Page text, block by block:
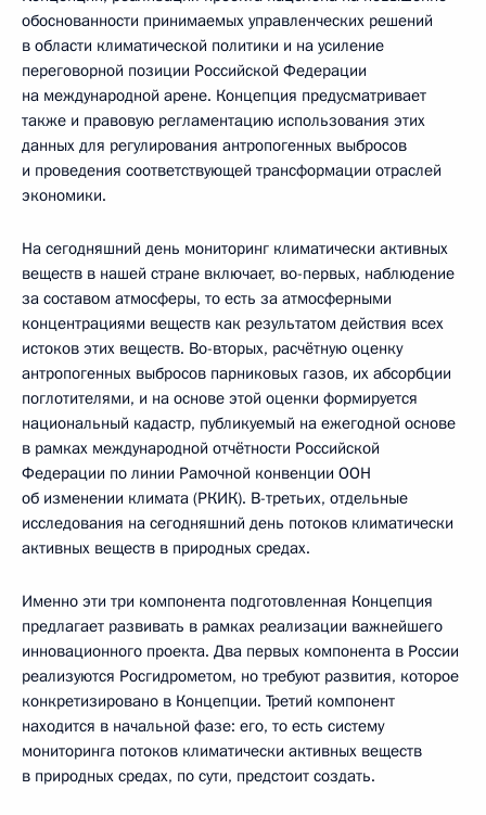
обоснованности принимаемых управленческих решений
в области климатической политики и на усиление
переговорной позиции Российской Федерации
на международной арене. Концепция предусматривает
также и правовую регламентацию использования этих
данных для регулирования антропогенных выбросов
и проведения соответствующей трансформации отраслей
экономики.
На сегодняшний день мониторинг климатически активных
веществ в нашей стране включает, во-первых, наблюдение
за составом атмосферы, то есть за атмосферными
концентрациями веществ как результатом действия всех
истоков этих веществ. Во-вторых, расчётную оценку
антропогенных выбросов парниковых газов, их абсорбции
поглотителями, и на основе этой оценки формируется
национальный кадастр, публикуемый на ежегодной основе
в рамках международной отчётности Российской
Федерации по линии Рамочной конвенции ООН
об изменении климата (РКИК). В-третьих, отдельные
исследования на сегодняшний день потоков климатически
активных веществ в природных средах.
Именно эти три компонента подготовленная Концепция
предлагает развивать в рамках реализации важнейшего
инновационного проекта. Два первых компонента в России
реализуются Росгидрометом, но требуют развития, которое
конкретизировано в Концепции. Третий компонент
находится в начальной фазе: его, то есть систему
мониторинга потоков климатически активных веществ
в природных средах, по сути, предстоит создать.